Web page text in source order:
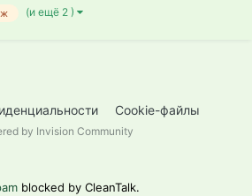
(и ещё 2 )
Cookie-файлы
by Invision Community
blocked by CleanTalk.